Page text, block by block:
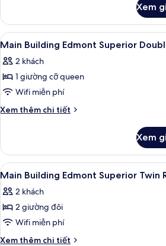
(Edmont
(26
square
meters))
Superior
Twin
room,
smoking
(Edmont
square
meters))
Xem
Xem
tất
cả
ảnh
Main
Building
Double
Room(12th
Floor)
Bộ đồ
8
Main Building Edmont Superior
2 khách
1 giường cỡ queen
Wifi miễn phí
Xem thêm chi tiết
Chi
Main
Building
Edmont
Double
Room(12th
Xem
Xem
tất
cả
ảnh
Main
Building
Bộ đồ
8
Main Building Edmont Superior Twin
2 khách
2 giường đôi
Wifi miễn phí
Xem thêm chi tiết
Chi